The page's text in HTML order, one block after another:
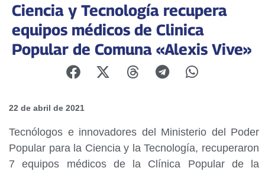
Ciencia y Tecnología recupera
equipos médicos de Clinica
Popular de Comuna «Alexis Vive»
22 de abril de 2021
Tecnólogos e innovadores del Ministerio del Poder
Popular para la Ciencia y la Tecnología, recuperaron
7 equipos médicos de la Clínica Popular de la